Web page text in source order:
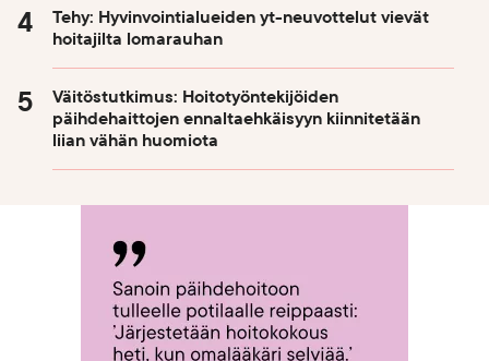
Tehy: Hyvinvointialueiden yt-neuvottelut vievät
hoitajilta lomarauhan
Väitöstutkimus: Hoitotyöntekijöiden
päihdehaittojen ennaltaehkäisyyn kiinnitetään
liian vähän huomiota